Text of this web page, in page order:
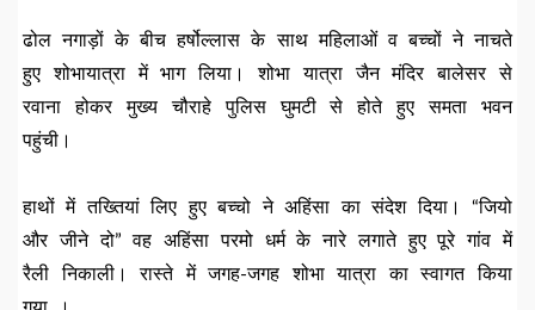
ढोल नगाड़ों के बीच हर्षोल्लास के साथ महिलाओं व बच्चों ने नाचते
हुए शोभायात्रा में भाग लिया। शोभा यात्रा जैन मंदिर बालेसर से
रवाना होकर मुख्य चौराहे पुलिस घुमटी से होते हुए समता भवन
पहुंची।
हाथों में तख्तियां लिए हुए बच्चो ने अहिंसा का संदेश दिया। “जियो
और जीने दो” वह अहिंसा परमो धर्म के नारे लगाते हुए पूरे गांव में
रैली निकाली। रास्ते में जगह-जगह शोभा यात्रा का स्वागत किया